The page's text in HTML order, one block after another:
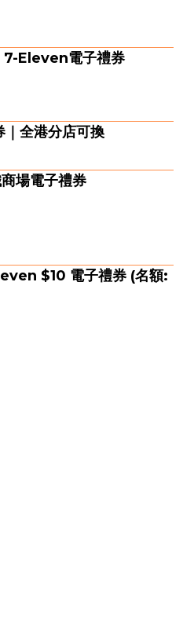
7-Eleven電子禮券
全港分店可換
場電子禮券
$10 電子禮券 (名額: